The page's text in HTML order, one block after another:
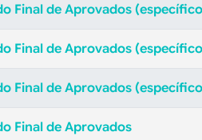
Final de Aprovados
Final de Aprovados
Final de Aprovados
Final de Aprovados